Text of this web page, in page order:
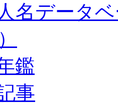
名データ
鑑
事